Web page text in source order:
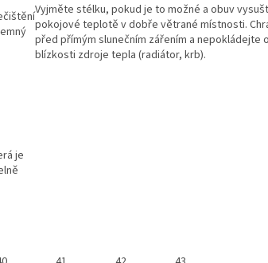
Vyjměte stélku, pokud je to možné a obuv
pokojové teplotě v dobře větrané místnosti.
před přímým slunečním zářením a nepokládejte
blízkosti zdroje tepla (radiátor, krb).
je